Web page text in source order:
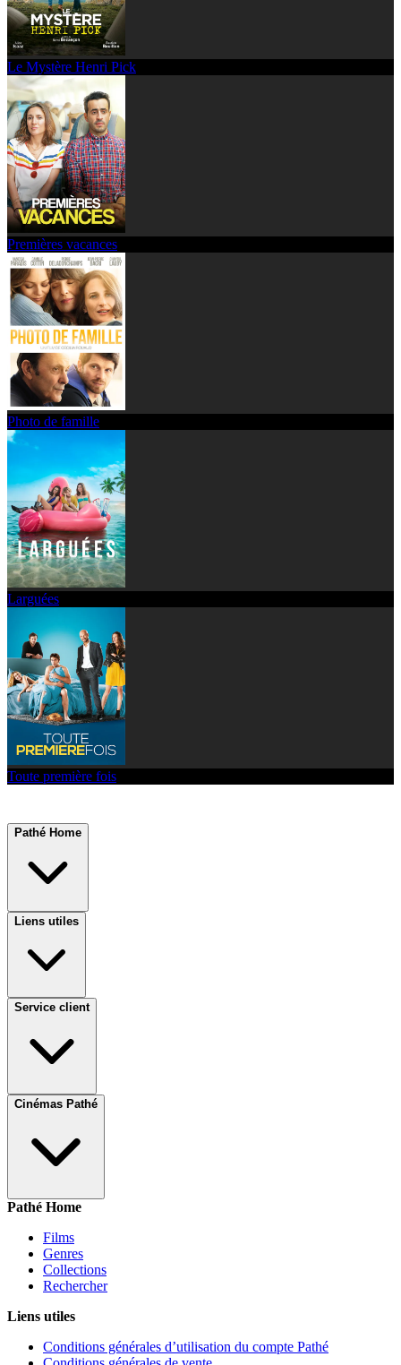
Le Mystère Henri Pick
Premières vacances
Photo de famille
Larguées
Toute première fois
Pathé Home
Liens utiles
Service client
Cinémas Pathé
Pathé Home
Films
Genres
Collections
Rechercher
Liens utiles
Conditions générales d’utilisation du compte Pathé